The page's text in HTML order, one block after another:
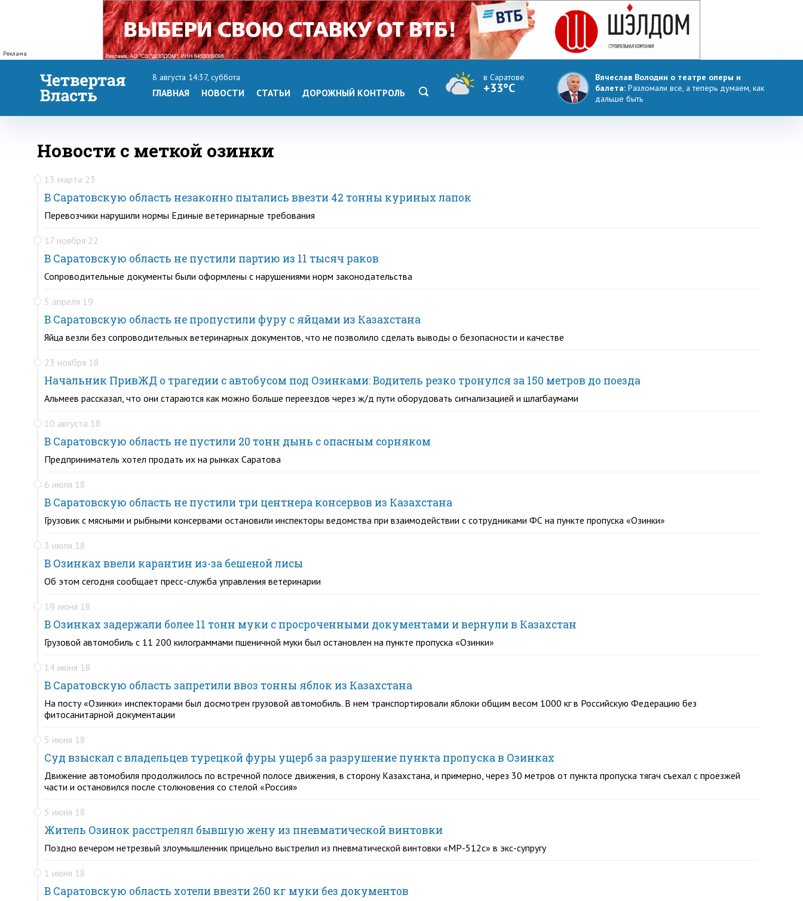
Реклама
8 августа 14:37, суббота
ГЛАВНАЯ НОВОСТИ СТАТЬИ ДОРОЖНЫЙ КОНТРОЛЬ
в Саратове
+33°C
Вячеслав Володин о театре оперы и
балета: Разломали все, а теперь думаем, как
дальше быть
Новости с меткой озинки
13 марта 23
В Саратовскую область незаконно пытались ввезти 42 тонны куриных лапок
Перевозчики нарушили нормы Единые ветеринарные требования
17 ноября 22
В Саратовскую область не пустили партию из 11 тысяч раков
Сопроводительные документы были оформлены с нарушениями норм законодательства
5 апреля 19
В Саратовскую область не пропустили фуру с яйцами из Казахстана
Яйца везли без сопроводительных ветеринарных документов, что не позволило сделать выводы о безопасности и качестве
23 ноября 18
Начальник ПривЖД о трагедии с автобусом под Озинками: Водитель резко тронулся за 150 метров до поезда
Альмеев рассказал, что они стараются как можно больше переездов через ж/д пути оборудовать сигнализацией и шлагбаумами
10 августа 18
В Саратовскую область не пустили 20 тонн дынь с опасным сорняком
Предприниматель хотел продать их на рынках Саратова
6 июля 18
В Саратовскую область не пустили три центнера консервов из Казахстана
Грузовик с мясными и рыбными консервами остановили инспекторы ведомства при взаимодействии с сотрудниками ФС на пункте пропуска «Озинки»
3 июля 18
В Озинках ввели карантин из-за бешеной лисы
Об этом сегодня сообщает пресс-служба управления ветеринарии
19 июня 18
В Озинках задержали более 11 тонн муки с просроченными документами и вернули в Казахстан
Грузовой автомобиль с 11 200 килограммами пшеничной муки был остановлен на пункте пропуска «Озинки»
14 июня 18
В Саратовскую область запретили ввоз тонны яблок из Казахстана
На посту «Озинки» инспекторами был досмотрен грузовой автомобиль. В нем транспортировали яблоки общим весом 1000 кг в Российскую Федерацию без
фитосанитарной документации
5 июня 18
Суд взыскал с владельцев турецкой фуры ущерб за разрушение пункта пропуска в Озинках
Движение автомобиля продолжилось по встречной полосе движения, в сторону Казахстана, и примерно, через 30 метров от пункта пропуска тягач съехал с проезжей
части и остановился после столкновения со стелой «Россия»
5 июня 18
Житель Озинок расстрелял бывшую жену из пневматической винтовки
Поздно вечером нетрезвый злоумышленник прицельно выстрелил из пневматической винтовки «МР-512с» в экс-супругу
1 июня 18
В Саратовскую область хотели ввезти 260 кг муки без документов